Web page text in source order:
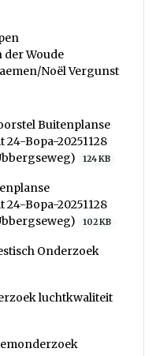
Woude
Noël Vergunst
Buitenplanse
Bopa-20251128
124 KB
Bopa-20251128
102 KB
Onderzoek
luchtkwaliteit